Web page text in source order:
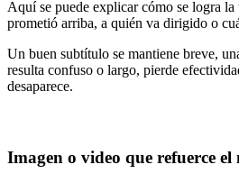
Aquí se puede explicar cómo se logra la
prometió arriba, a quién va dirigido o
Un buen subtítulo se mantiene breve,
resulta confuso o largo, pierde
desaparece.
Imagen o video que refuerce el